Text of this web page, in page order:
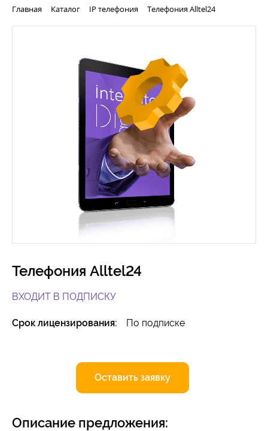
Главная Каталог IP телефония Телефония Alltel24
Телефония Alltel24
ВХОДИТ В ПОДПИСКУ
Срок лицензирования: По подписке
Оставить заявку
Описание предложения: